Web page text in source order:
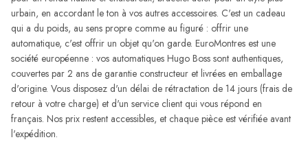
urbain, en accordant le ton à vos autres accessoires. C'est un cadeau
qui a du poids, au sens propre comme au figuré : offrir une
automatique, c'est offrir un objet qu'on garde. EuroMontres est une
société européenne : vos automatiques Hugo Boss sont authentiques,
couvertes par 2 ans de garantie constructeur et livrées en emballage
d'origine. Vous disposez d'un délai de rétractation de 14 jours (frais de
retour à votre charge) et d'un service client qui vous répond en
français. Nos prix restent accessibles, et chaque pièce est vérifiée avant
l'expédition.